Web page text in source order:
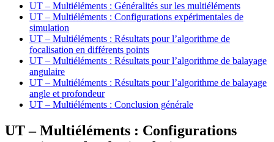
UT – Multiéléments : Généralités sur les multiéléments
UT – Multiéléments : Configurations expérimentales de
simulation
UT – Multiéléments : Résultats pour l’algorithme de
focalisation en différents points
UT – Multiéléments : Résultats pour l’algorithme de balayage
angulaire
UT – Multiéléments : Résultats pour l’algorithme de balayage
angle et profondeur
UT – Multiéléments : Conclusion générale
UT – Multiéléments : Configurations